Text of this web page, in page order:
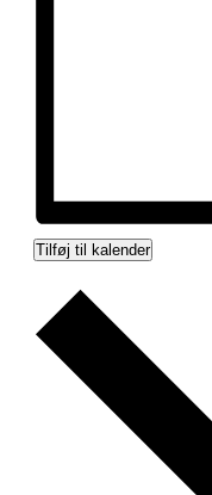
Tilføj til kalender